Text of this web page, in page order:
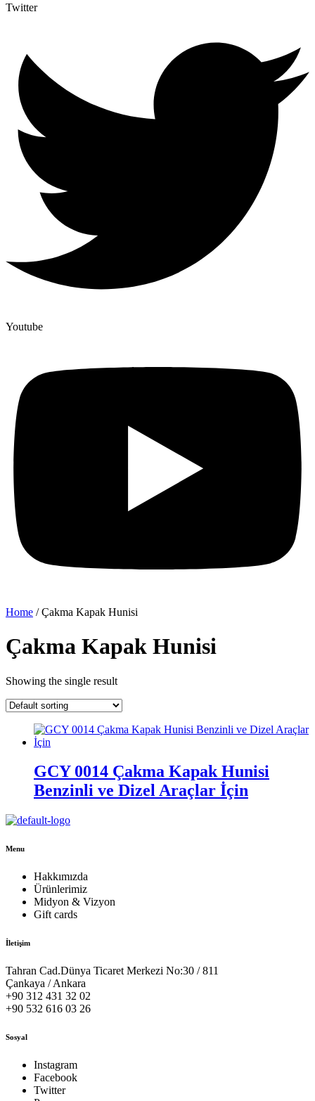
Twitter
Youtube
Home / Çakma Kapak Hunisi
Çakma Kapak Hunisi
Showing the single result
GCY 0014 Çakma Kapak Hunisi
Benzinli ve Dizel Araçlar İçin
Menu
Hakkımızda
Ürünlerimiz
Midyon & Vizyon
Gift cards
İletişim
Tahran Cad.Dünya Ticaret Merkezi No:30 / 811
Çankaya / Ankara
+90 312 431 32 02
+90 532 616 03 26
Sosyal
Instagram
Facebook
Twitter